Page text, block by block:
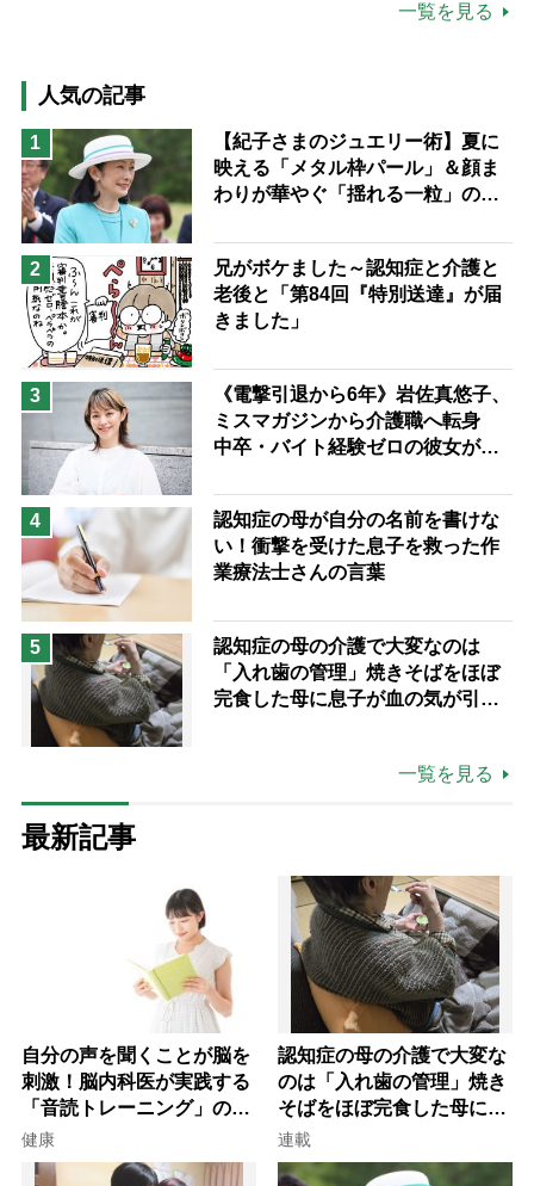
猫が母になつきません
息子の遠距離介護サバイバル術
兄がボケました
便利なサービス
予防法
一覧を見る
人気の記事
1
【紀子さまのジュエリー術】夏に
映える「メタル枠パール」＆顔ま
わりが華やぐ「揺れる一粒」の使
2
兄がボケました～認知症と介護と
老後と「第84回『特別送達』が届
きました」
3
《電撃引退から6年》岩佐真悠子、
ミスマガジンから介護職へ転身
中卒・バイト経験ゼロの彼女が見
ながら自分らしくいられる」
4
認知症の母が自分の名前を書けな
い！衝撃を受けた息子を救った作
業療法士さんの言葉
5
認知症の母の介護で大変なのは
「入れ歯の管理」焼きそばをほぼ
完食した母に息子が血の気が引い
一覧を見る
最新記事
自分の声を聞くことが脳を
刺激！脳内科医が実践する
「音読トレーニング」の極
意
健康
認知症の母の介護で大変な
のは「入れ歯の管理」焼き
そばをほぼ完食した母に息
子が血の気が引いた理由
連載